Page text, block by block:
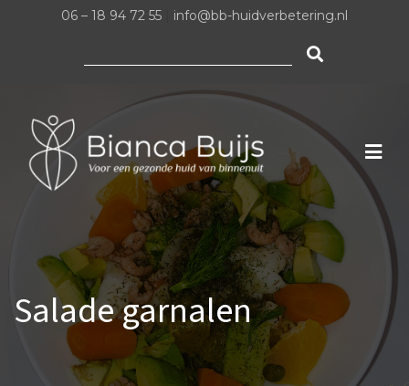
06 – 18 94 72 55 info@bb-huidverbetering.nl
Salade garnalen